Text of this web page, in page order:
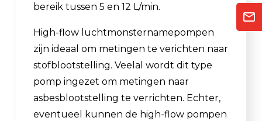
bereik tussen 5 en 12 L/min.
High-flow luchtmonsternamepompen
zijn ideaal om metingen te verichten naar
stofblootstelling. Veelal wordt dit type
pomp ingezet om metingen naar
asbesblootstelling te verrichten. Echter,
eventueel kunnen de high-flow pompen